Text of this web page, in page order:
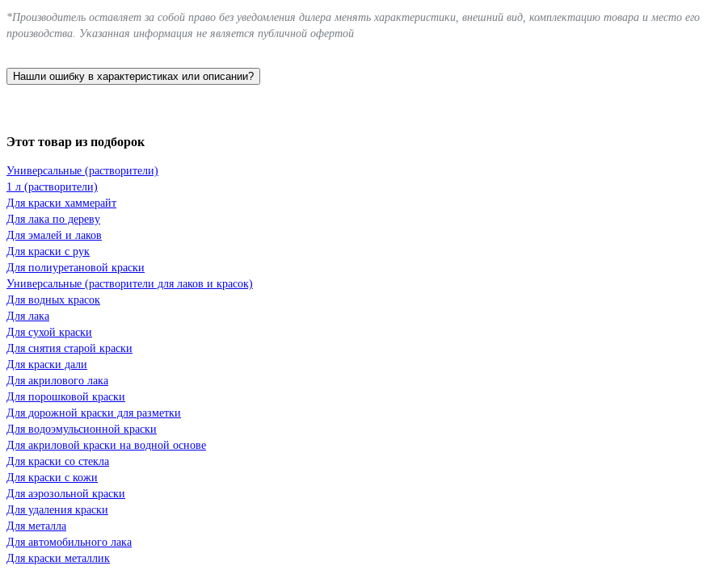
*Производитель оставляет за собой право без уведомления дилера менять характеристики, внешний вид, комплектацию товара и место его
производства. Указанная информация не является публичной офертой
Нашли ошибку в характеристиках или описании?
Этот товар из подборок
Универсальные (растворители)
1 л (растворители)
Для краски хаммерайт
Для лака по дереву
Для эмалей и лаков
Для краски с рук
Для полиуретановой краски
Универсальные (растворители для лаков и красок)
Для водных красок
Для лака
Для сухой краски
Для снятия старой краски
Для краски дали
Для акрилового лака
Для порошковой краски
Для дорожной краски для разметки
Для водоэмульсионной краски
Для акриловой краски на водной основе
Для краски со стекла
Для краски с кожи
Для аэрозольной краски
Для удаления краски
Для металла
Для автомобильного лака
Для краски металлик